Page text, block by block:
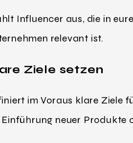
Influencer aus, die in
relevant ist.
Ziele setzen
im Voraus klare Ziele
neuer Produkte